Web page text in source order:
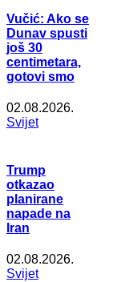
Vučić: Ako se
Dunav spusti
još 30
centimetara,
gotovi smo
02.08.2026.
Svijet
Trump
otkazao
planirane
napade na
Iran
02.08.2026.
Svijet